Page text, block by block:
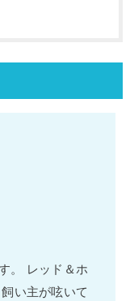
。 レッド＆ホ
い主が呟いて